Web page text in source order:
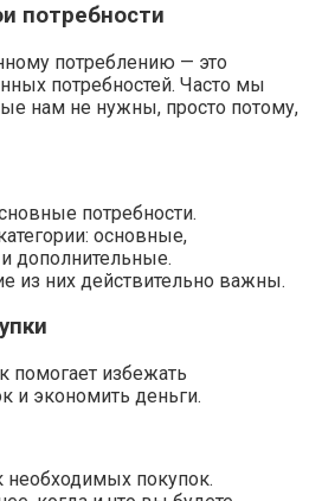
потребности
потреблению — это
потребностей. Часто мы
нам не нужны, просто потому,
потребности.
основные,
дополнительные.
из них действительно важны.
помогает избежать
и экономить деньги.
необходимых покупок.